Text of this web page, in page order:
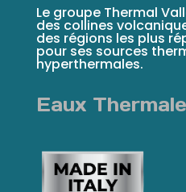
Le groupe Thermal
des collines
des régions les plus
pour ses sources
hyperthermales.
Eaux